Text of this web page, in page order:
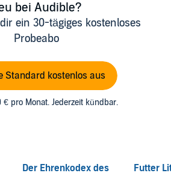
bei Audible?
ein 30-tägiges kostenloses
Probeabo
Standard kostenlos aus
€ pro Monat. Jederzeit kündbar.
Der Ehrenkodex des
Futter